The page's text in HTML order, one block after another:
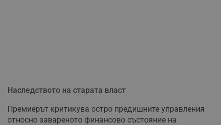
Наследството на старата власт
Премиерът критикува остро предишните управления
относно завареното финансово състояние на